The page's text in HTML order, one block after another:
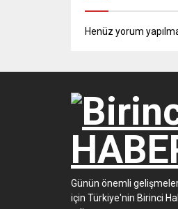
Henüz yorum
Günün önemli
için Türkiye'nin Birinci